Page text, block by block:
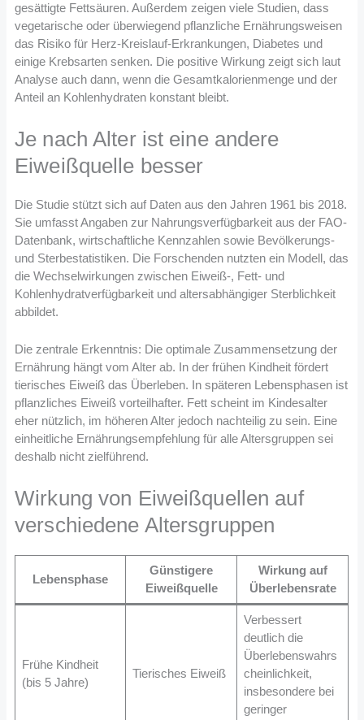
gesättigte Fettsäuren. Außerdem zeigen viele Studien, dass
vegetarische oder überwiegend pflanzliche Ernährungsweisen
das Risiko für Herz-Kreislauf-Erkrankungen, Diabetes und
einige Krebsarten senken. Die positive Wirkung zeigt sich laut
Analyse auch dann, wenn die Gesamtkalorienmenge und der
Anteil an Kohlenhydraten konstant bleibt.
Je nach Alter ist eine andere
Eiweißquelle besser
Die Studie stützt sich auf Daten aus den Jahren 1961 bis 2018.
Sie umfasst Angaben zur Nahrungsverfügbarkeit aus der FAO-
Datenbank, wirtschaftliche Kennzahlen sowie Bevölkerungs-
und Sterbestatistiken. Die Forschenden nutzten ein Modell, das
die Wechselwirkungen zwischen Eiweiß-, Fett- und
Kohlenhydratverfügbarkeit und altersabhängiger Sterblichkeit
abbildet.
Die zentrale Erkenntnis: Die optimale Zusammensetzung der
Ernährung hängt vom Alter ab. In der frühen Kindheit fördert
tierisches Eiweiß das Überleben. In späteren Lebensphasen ist
pflanzliches Eiweiß vorteilhafter. Fett scheint im Kindesalter
eher nützlich, im höheren Alter jedoch nachteilig zu sein. Eine
einheitliche Ernährungsempfehlung für alle Altersgruppen sei
deshalb nicht zielführend.
Wirkung von Eiweißquellen auf
verschiedene Altersgruppen
Lebensphase
Günstigere
Eiweißquelle
Wirkung auf
Überlebensrate
Frühe Kindheit
(bis 5 Jahre)
Tierisches Eiweiß
Verbessert
deutlich die
Überlebenswahrs
cheinlichkeit,
insbesondere bei
geringer